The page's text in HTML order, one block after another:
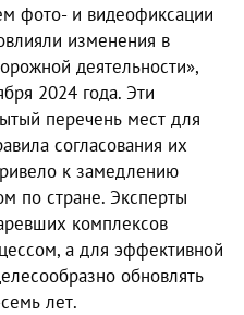
фото- и видеофиксации
изменения в
деятельности»,
2024 года. Эти
перечень мест для
согласования их
к замедлению
по стране. Эксперты
комплексов
а для эффективной
обновлять
лет.